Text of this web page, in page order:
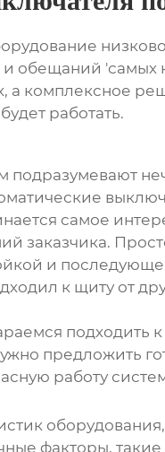
обещаний 'самых
а комплексное
работать.
подразумевают
самое
заказчика.
и
к щиту от
подходить
предложить
работу
факторы,